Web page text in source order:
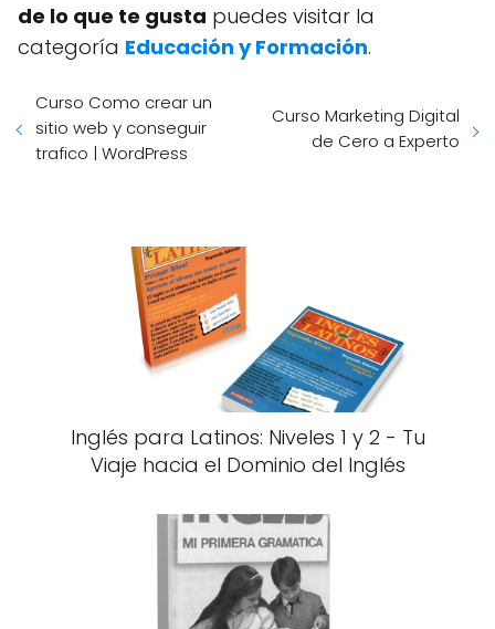
de lo que te gusta puedes visitar la
categoría Educación y Formación.
Curso Como crear un
sitio web y conseguir
trafico | WordPress
Curso Marketing Digital
de Cero a Experto
Inglés para Latinos: Niveles 1 y 2 - Tu
Viaje hacia el Dominio del Inglés